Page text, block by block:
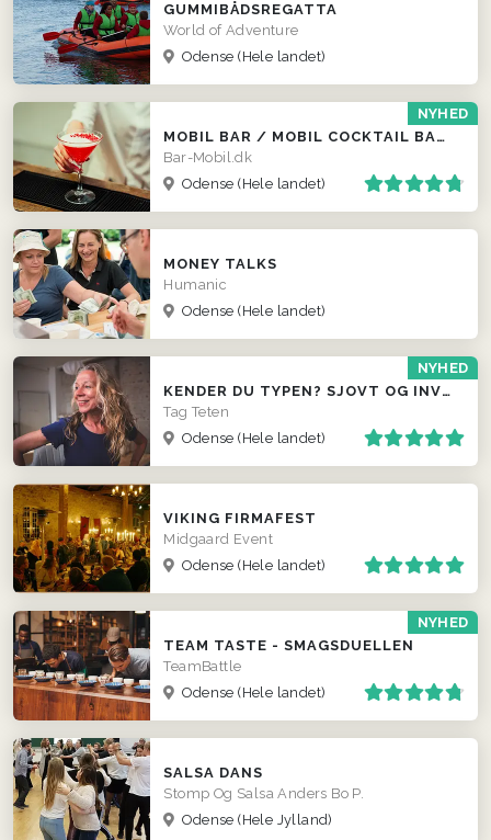
GUMMIBÅDSREGATTA
World of Adventure
Odense(Hele landet)
NYHED
MOBIL BAR / MOBIL COCKTAIL BAR / FADØLS TRAILER
Bar-Mobil.dk
Odense(Hele landet)
MONEY TALKS
Humanic
Odense(Hele landet)
NYHED
KENDER DU TYPEN? SJOVT OG INVOLVERENDE INDSLAG
Tag Teten
Odense(Hele landet)
VIKING FIRMAFEST
Midgaard Event
Odense(Hele landet)
NYHED
TEAM TASTE - SMAGSDUELLEN
TeamBattle
Odense(Hele landet)
SALSA DANS
Stomp Og Salsa Anders Bo P.
Odense(Hele Jylland)